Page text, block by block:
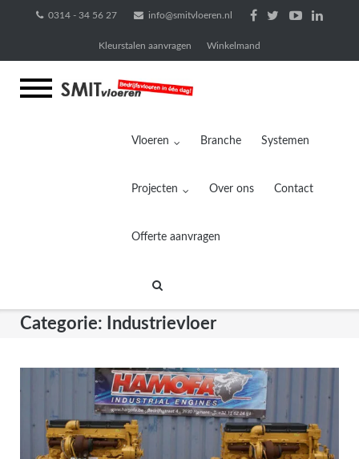
0314 - 34 56 27 info@smitvloeren.nl
Kleurstalen aanvragen Winkelmand
Vloeren Branche Systemen
Projecten Over ons Contact
Offerte aanvragen
Categorie: Industrievloer